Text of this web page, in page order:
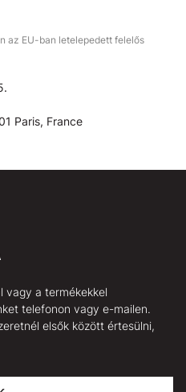
az EU-ban letelepedett felelős
Paris, France
vagy a termékekkel
telefonon vagy e-mailen.
elsők között értesülni,